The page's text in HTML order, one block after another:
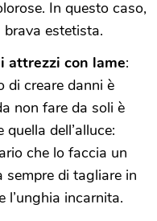
In questo caso,
estetista.
attrezzi con lame:
di creare danni è
non fare da soli è
dell’alluce:
che lo faccia un
sempre di tagliare in
l’unghia incarnita.